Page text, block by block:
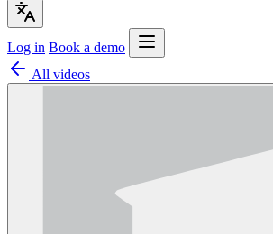
Log in Book a demo
All videos